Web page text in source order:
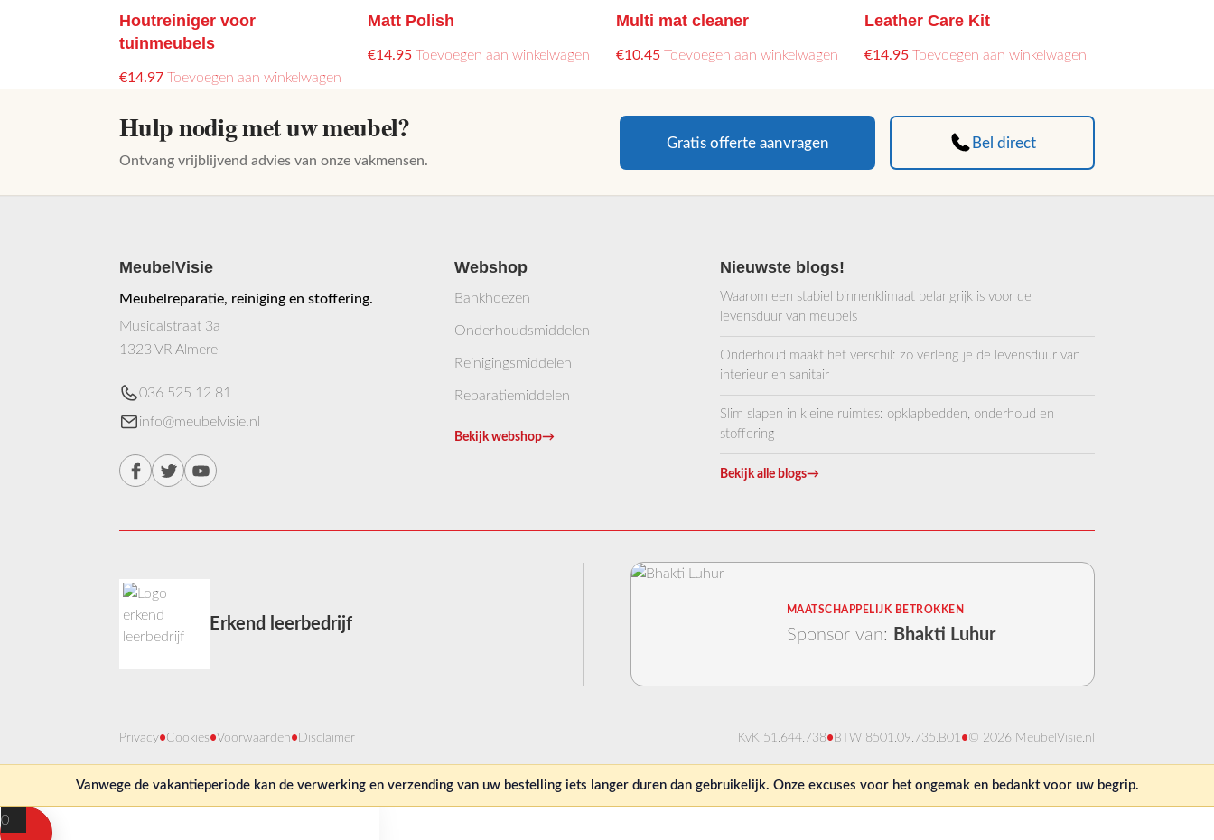
Houtreiniger voor
tuinmeubels
€14.97 Toevoegen aan winkelwagen
Matt Polish
€14.95 Toevoegen aan winkelwagen
Multi mat cleaner
€10.45 Toevoegen aan winkelwagen
Leather Care Kit
€14.95 Toevoegen aan winkelwagen
Hulp nodig met uw meubel?
Ontvang vrijblijvend advies van onze vakmensen.
Gratis offerte aanvragen Bel direct
MeubelVisie
Meubelreparatie, reiniging en stoffering.
Musicalstraat 3a
1323 VR Almere
036 525 12 81
info@meubelvisie.nl
Webshop
Bankhoezen
Onderhoudsmiddelen
Reinigingsmiddelen
Reparatiemiddelen
Bekijk webshop→
Nieuwste blogs!
Waarom een stabiel binnenklimaat belangrijk is voor de
levensduur van meubels
Onderhoud maakt het verschil: zo verleng je de levensduur van
interieur en sanitair
Slim slapen in kleine ruimtes: opklapbedden, onderhoud en
stoffering
Bekijk alle blogs→
Erkend leerbedrijf
MAATSCHAPPELIJK BETROKKEN
Sponsor van: Bhakti Luhur
Privacy•Cookies•Voorwaarden• Disclaimer KvK 51.644.738• BTW 8501.09.735.B01•© 2026 MeubelVisie.nl
Vanwege de vakantieperiode kan de verwerking en verzending van uw bestelling iets langer duren dan gebruikelijk. Onze excuses voor het ongemak en bedankt voor uw begrip.
0